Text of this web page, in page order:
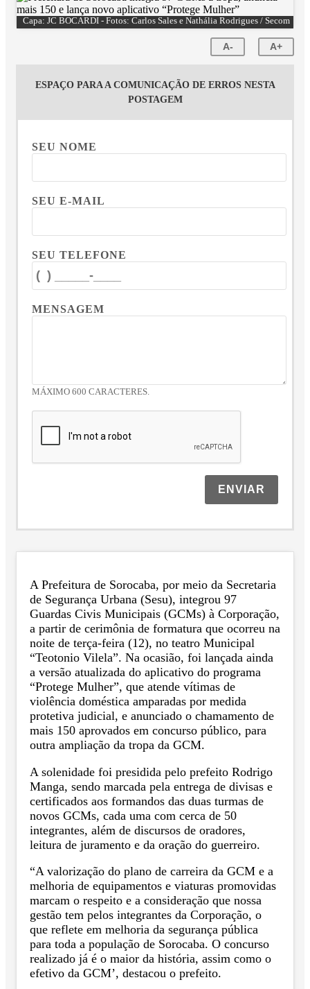
Capa: JC BOCARDI - Fotos: Carlos Sales e Nathália Rodrigues / Secom
A- A+
ESPAÇO PARA A COMUNICAÇÃO DE ERROS NESTA
POSTAGEM
SEU NOME
SEU E-MAIL
SEU TELEFONE
MENSAGEM
MÁXIMO 600 CARACTERES.
ENVIAR
A Prefeitura de Sorocaba, por meio da Secretaria
de Segurança Urbana (Sesu), integrou 97
Guardas Civis Municipais (GCMs) à Corporação,
a partir de cerimônia de formatura que ocorreu na
noite de terça-feira (12), no teatro Municipal
“Teotonio Vilela”. Na ocasião, foi lançada ainda
a versão atualizada do aplicativo do programa
“Protege Mulher”, que atende vítimas de
violência doméstica amparadas por medida
protetiva judicial, e anunciado o chamamento de
mais 150 aprovados em concurso público, para
outra ampliação da tropa da GCM.
A solenidade foi presidida pelo prefeito Rodrigo
Manga, sendo marcada pela entrega de divisas e
certificados aos formandos das duas turmas de
novos GCMs, cada uma com cerca de 50
integrantes, além de discursos de oradores,
leitura de juramento e da oração do guerreiro.
“A valorização do plano de carreira da GCM e a
melhoria de equipamentos e viaturas promovidas
marcam o respeito e a consideração que nossa
gestão tem pelos integrantes da Corporação, o
que reflete em melhoria da segurança pública
para toda a população de Sorocaba. O concurso
realizado já é o maior da história, assim como o
efetivo da GCM’, destacou o prefeito.